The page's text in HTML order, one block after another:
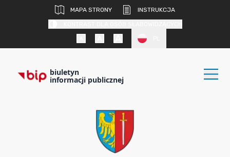
MAPA STRONY
INSTRUKCJA
biuletyn
informacji publicznej